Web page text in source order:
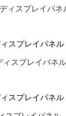
スプレイパネル
スプレイパネル